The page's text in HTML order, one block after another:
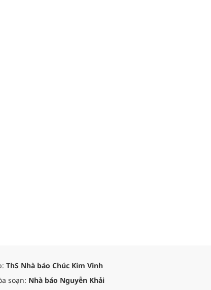
ThS Nhà báo Chúc Kim Vinh
soạn: Nhà báo Nguyễn Khải